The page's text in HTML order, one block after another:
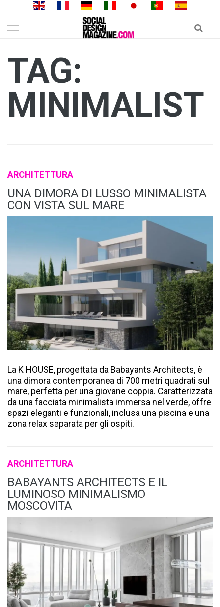
to
TAG:
MINIMALIST
ARCHITETTURA
UNA DIMORA DI LUSSO MINIMALISTA
CON VISTA SUL MARE
La K HOUSE, progettata da Babayants Architects, è
una dimora contemporanea di 700 metri quadrati sul
mare, perfetta per una giovane coppia. Caratterizzata
da una facciata minimalista immersa nel verde, offre
spazi eleganti e funzionali, inclusa una piscina e una
zona relax separata per gli ospiti.
ARCHITETTURA
BABAYANTS ARCHITECTS E IL
LUMINOSO MINIMALISMO
MOSCOVITA